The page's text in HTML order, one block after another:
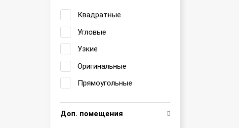
Квадратные
Угловые
Узкие
Оригинальные
Прямоугольные
Доп. помещения